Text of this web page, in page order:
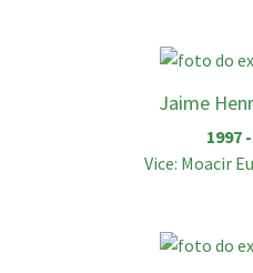
Jaime
1997
Vice: Moacir